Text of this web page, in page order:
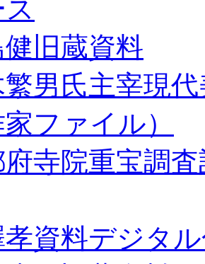
旧蔵資料
男氏主宰現
家ファイル）
寺院重宝調
資料デジタ